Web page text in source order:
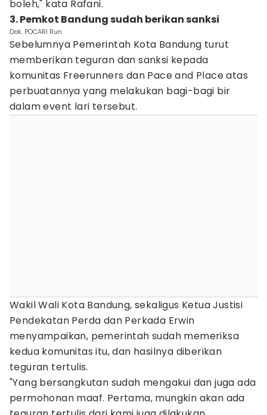
boleh," kata Rafani.
3. Pemkot Bandung sudah berikan sanksi
Dok. POCARI Run
Sebelumnya Pemerintah Kota Bandung turut
memberikan teguran dan sanksi kepada
komunitas Freerunners dan Pace and Place atas
perbuatannya yang melakukan bagi-bagi bir
dalam event lari tersebut.
Wakil Wali Kota Bandung, sekaligus Ketua Justisi
Pendekatan Perda dan Perkada Erwin
menyampaikan, pemerintah sudah memeriksa
kedua komunitas itu, dan hasilnya diberikan
teguran tertulis.
"Yang bersangkutan sudah mengakui dan juga ada
permohonan maaf. Pertama, mungkin akan ada